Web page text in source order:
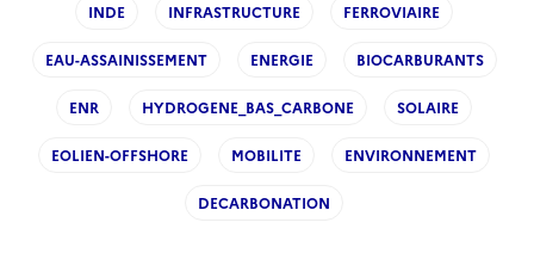
INDE INFRASTRUCTURE FERROVIAIRE
EAU-ASSAINISSEMENT ENERGIE BIOCARBURANTS
ENR HYDROGENE_BAS_CARBONE SOLAIRE
EOLIEN-OFFSHORE MOBILITE ENVIRONNEMENT
DECARBONATION